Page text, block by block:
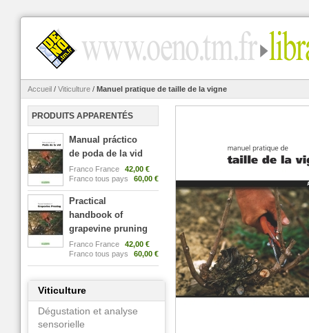
Accueil / Viticulture / Manuel pratique de taille de la vigne
PRODUITS APPARENTÉS
Manual práctico
de poda de la vid
Franco France
42,00 €
Franco tous pays
60,00 €
Practical
handbook of
grapevine pruning
Franco France
42,00 €
Franco tous pays
60,00 €
Viticulture
Dégustation et analyse
sensorielle